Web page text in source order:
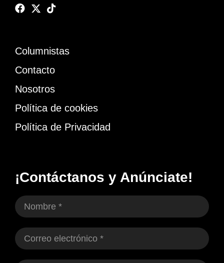
Columnistas
Contacto
Nosotros
Política de cookies
Política de Privacidad
¡Contáctanos y Anúnciate!